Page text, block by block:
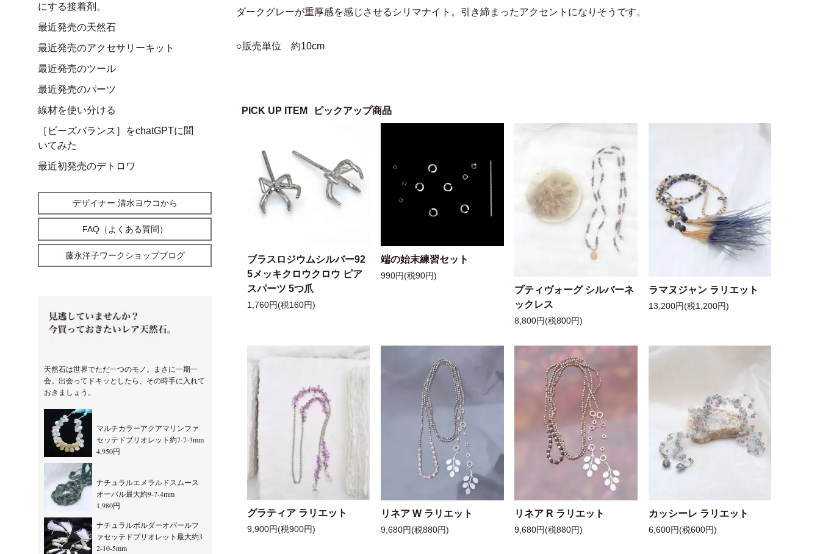
ダークグレーが重厚感を感じさせるシリマナイト。引き締まったアクセントになりそうです。
○販売単位 約10cm
PICK UP ITEM ピックアップ商品
ブラスロジウムシルバー92
5メッキクロウクロウ ピア
スパーツ 5つ爪
1,760円(税160円)
端の始末練習セット
990円(税90円)
プティヴォーグ シルバーネ
ックレス
8,800円(税800円)
ラマヌジャン ラリエット
13,200円(税1,200円)
グラティア ラリエット
9,900円(税900円)
リネア W ラリエット
9,680円(税880円)
リネア R ラリエット
9,680円(税880円)
カッシーレ ラリエット
6,600円(税600円)
にする接着剤。
最近発売の天然石
最近発売のアクセサリーキット
最近発売のツール
最近発売のパーツ
線材を使い分ける
［ビーズバランス］をchatGPTに聞
いてみた
最近初発売のデトロワ
デザイナー 清水ヨウコから
FAQ（よくある質問）
藤永洋子ワークショップブログ
天然石は世界でただ一つのモノ。まさに一期一
会。出会ってドキッとしたら、その時手に入れて
おきましょう。
マルチカラーアクアマリンファ
セッテドブリオレット約7-7-3mm
4,950円
ナチュラルエメラルドスムース
オーバル最大約9-7-4mm
1,980円
ナチュラルボルダーオパールフ
ァセッテドブリオレット最大約3
2-10-5mm